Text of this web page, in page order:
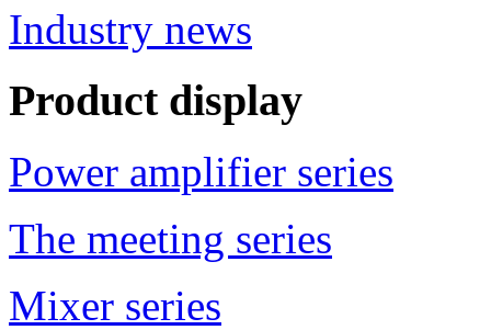
Industry news
Product display
Power amplifier series
The meeting series
Mixer series